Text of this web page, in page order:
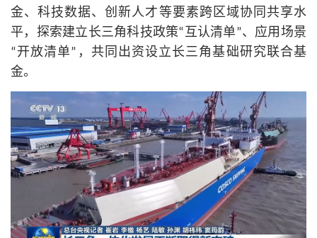
金、科技数据、创新人才等要素跨区域协同共享水
平，探索建立长三角科技政策“互认清单”、应用场景
“开放清单”，共同出资设立长三角基础研究联合基
金。